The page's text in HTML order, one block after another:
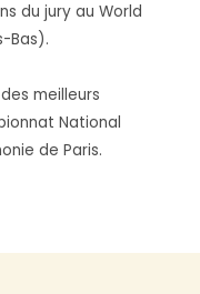
du jury au World
Bas).
meilleurs
National
de Paris.